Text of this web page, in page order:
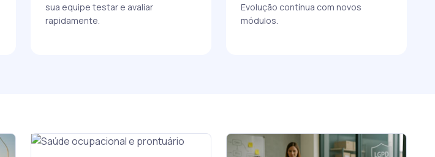
sua equipe testar e avaliar
rapidamente.
Evolução contínua com novos
módulos.